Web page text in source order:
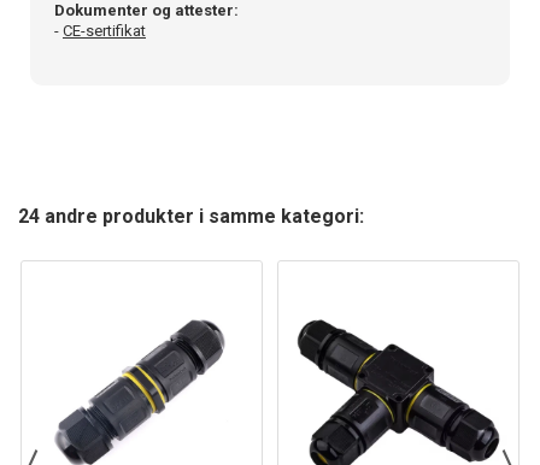
Dokumenter og attester:
- CE-sertifikat
24 andre produkter i samme kategori: